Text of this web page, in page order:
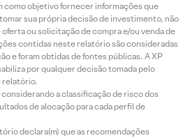
como objetivo fornecer informações que
sua própria decisão de investimento, não
ou solicitação de compra e/ou venda de
contidas neste relatório são consideradas
e foram obtidas de fontes públicas. A XP
por qualquer decisão tomada pelo
relatório.
a classificação de risco dos
de alocação para cada perfil de
declara(m) que as recomendações